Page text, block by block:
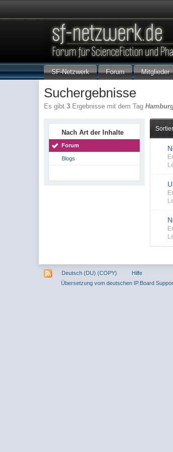
SF-Netzwerk Forum Mitglieder
Suchergebnisse
Es gibt3 Ergebnisse mit dem Tag
Nach Art der Inhalte
Forum
Blogs
Deutsch (DU) (COPY)
Hilfe
Übersetzung vom deutschen IP.Board